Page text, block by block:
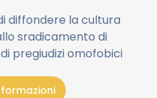
diffondere la cultura
sradicamento di
pregiudizi omofobici